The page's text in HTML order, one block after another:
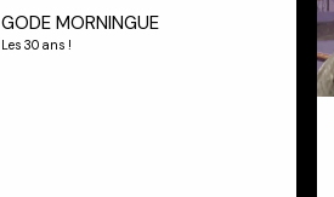
GODE MORNINGUE
Les 30 ans !